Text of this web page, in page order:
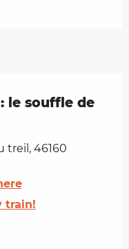
le souffle de
treil, 46160
train!